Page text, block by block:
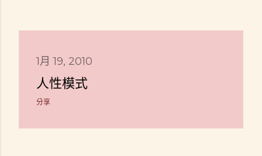
1月 19, 2010
人性模式
分享